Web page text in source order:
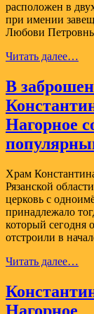
расположен в
при имении
Любови
Читать далее…
г.
В
Нагорное
Храм
Рязанской
церковь с
принадлежало
который сегодня
отстроили в
Читать далее…
в
Нагорное